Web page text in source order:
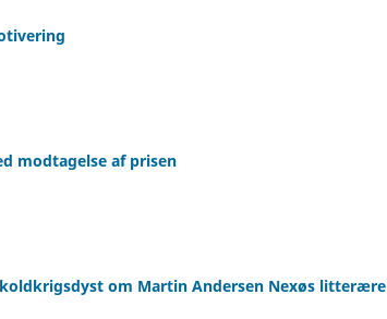
modtagelse af prisen
koldkrigsdyst om Martin Andersen Nexøs litterære